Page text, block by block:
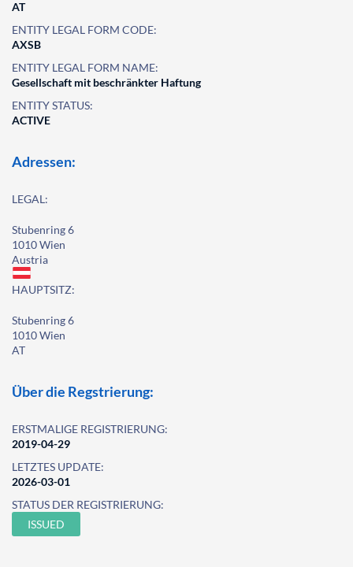
AT
ENTITY LEGAL FORM CODE:
AXSB
ENTITY LEGAL FORM NAME:
Gesellschaft mit beschränkter Haftung
ENTITY STATUS:
ACTIVE
Adressen:
LEGAL:
Stubenring 6
1010 Wien
Austria
HAUPTSITZ:
Stubenring 6
1010 Wien
AT
Über die Regstrierung:
ERSTMALIGE REGISTRIERUNG:
2019-04-29
LETZTES UPDATE:
2026-03-01
STATUS DER REGISTRIERUNG:
ISSUED